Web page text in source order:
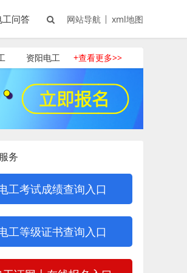
工问答 网站导航 xml地图
资阳电工 +查看更多>>
务
工考试成绩查询入口
工等级证书查询入口